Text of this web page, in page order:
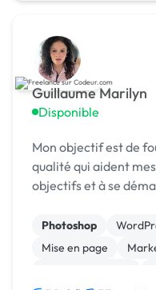
Guillaume Marilyn
Disponible
Mon objectif est de
qualité qui aident
objectifs et à se
fonctionnelles qui
vou...
Photoshop
Mise en page